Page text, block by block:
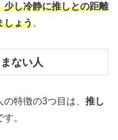
少し冷静に推しとの距離
しょう。
ない人
特徴の3つ目は、 推し
す。